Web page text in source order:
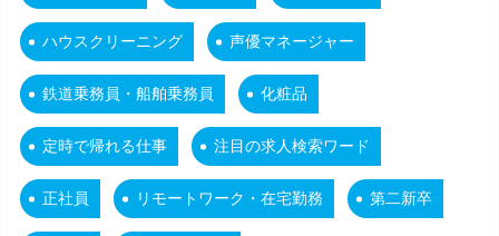
ハウスクリーニング 声優マネージャー
鉄道乗務員・船舶乗務員 化粧品
定時で帰れる仕事 注目の求人検索ワード
正社員 リモートワーク・在宅勤務 第二新卒